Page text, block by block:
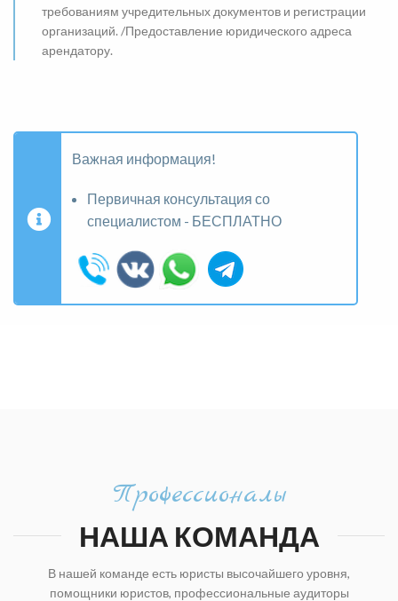
требованиям учредительных документов и регистрации
организаций. /Предоставление юридического адреса
арендатору.
Важная информация!
Первичная консультация со
специалистом - БЕСПЛАТНО
Профессионалы
НАША КОМАНДА
В нашей команде есть юристы высочайшего уровня,
помощники юристов, профессиональные аудиторы